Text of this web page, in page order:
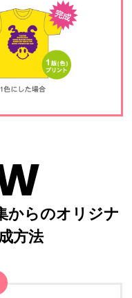
からのオリジナ
方法